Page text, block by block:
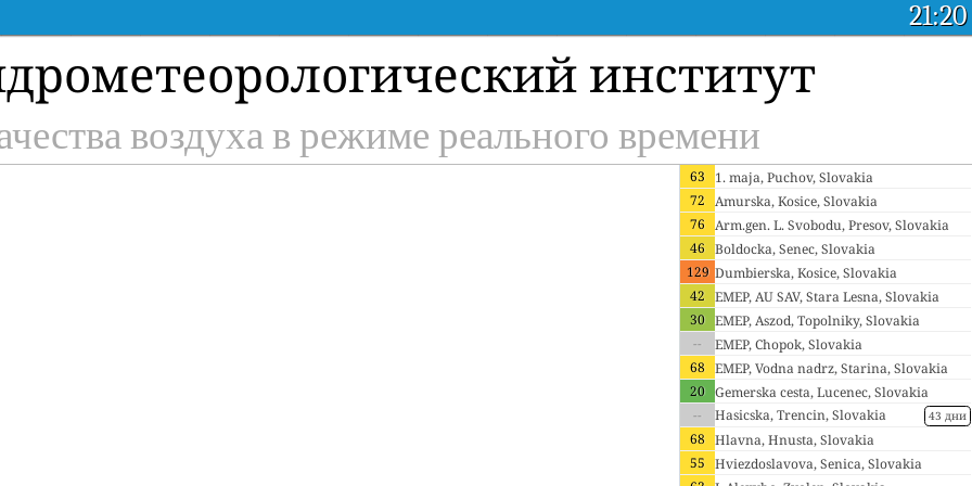
21:20
институт
воздуха в режиме реального времени
63 1. maja, Puchov, Slovakia
72 Amurska, Kosice, Slovakia
76 Arm.gen. L. Svobodu, Presov, Slovakia
46 Boldocka, Senec, Slovakia
129 Dumbierska, Kosice, Slovakia
42 EMEP, AU SAV, Stara Lesna, Slovakia
30 EMEP, Aszod, Topolniky, Slovakia
--
EMEP, Chopok, Slovakia
68 EMEP, Vodna nadrz, Starina, Slovakia
20 Gemerska cesta, Lucenec, Slovakia
--
43 дни
Hasicska, Trencin, Slovakia
68 Hlavna, Hnusta, Slovakia
55 Hviezdoslavova, Senica, Slovakia